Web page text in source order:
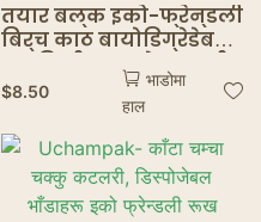
तयार बल्क इको-फ्रेन्डली
बिर्च काठ बायोडिग्रेडेबल
१६० मिमी काठको कटलरी
सेट डिस्पोजेबल काठको
टेबलवेयर सेटहरू
$8.50
भाडोमा
हाल